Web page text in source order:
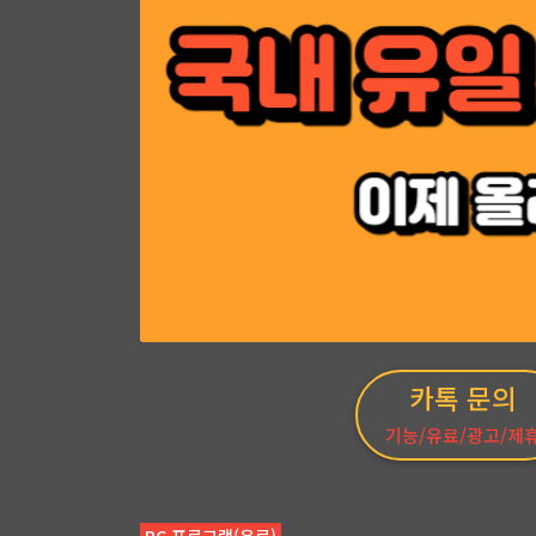
카톡 문의
기능/유료/광고/제